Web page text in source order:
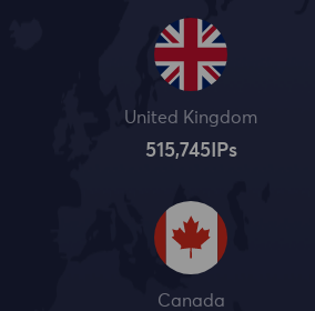
United Kingdom
515,745IPs
Canada